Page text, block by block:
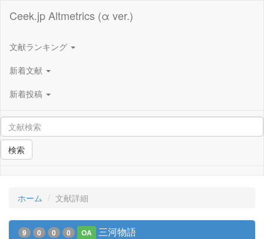
Ceek.jp Altmetrics (α ver.)
文献ランキング
新着文献
新着投稿
検索
ホーム 文献詳細
9 0 0 0 OA 三河物語